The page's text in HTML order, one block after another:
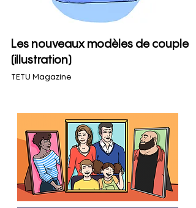
Les nouveaux modèles de couple
(illustration)
TETU Magazine